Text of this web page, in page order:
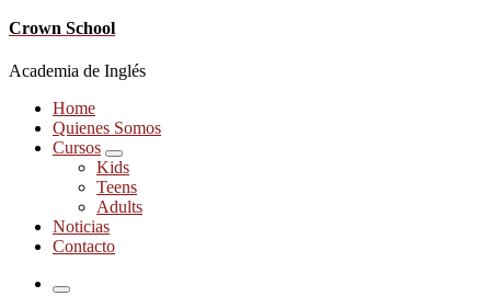
Crown School
Academia de Inglés
Home
Quienes Somos
Cursos
Kids
Teens
Adults
Noticias
Contacto